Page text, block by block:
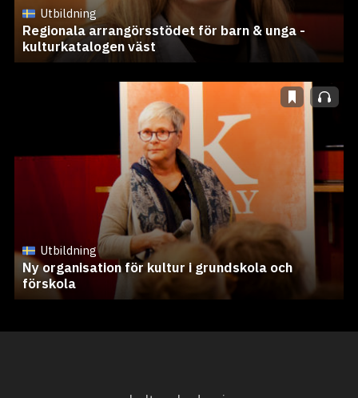
Utbildning
Regionala arrangörsstödet för barn & unga -
kulturkatalogen väst
Utbildning
Ny organisation för kultur i grundskola och
förskola